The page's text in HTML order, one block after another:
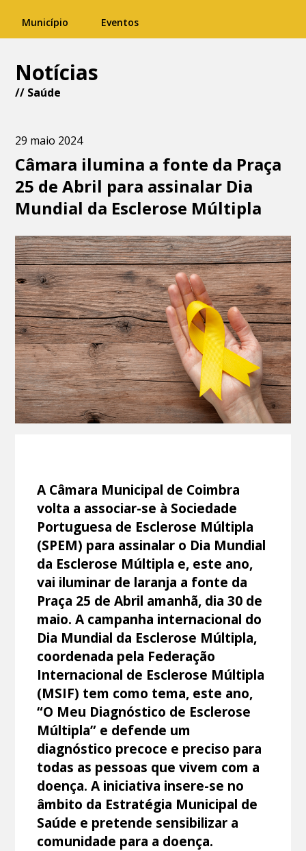
Município Eventos
Notícias
// Saúde
29 maio 2024
Câmara ilumina a fonte da Praça
25 de Abril para assinalar Dia
Mundial da Esclerose Múltipla
A Câmara Municipal de Coimbra
volta a associar-se à Sociedade
Portuguesa de Esclerose Múltipla
(SPEM) para assinalar o Dia Mundial
da Esclerose Múltipla e, este ano,
vai iluminar de laranja a fonte da
Praça 25 de Abril amanhã, dia 30 de
maio. A campanha internacional do
Dia Mundial da Esclerose Múltipla,
coordenada pela Federação
Internacional de Esclerose Múltipla
(MSIF) tem como tema, este ano,
“O Meu Diagnóstico de Esclerose
Múltipla” e defende um
diagnóstico precoce e preciso para
todas as pessoas que vivem com a
doença. A iniciativa insere-se no
âmbito da Estratégia Municipal de
Saúde e pretende sensibilizar a
comunidade para a doença.